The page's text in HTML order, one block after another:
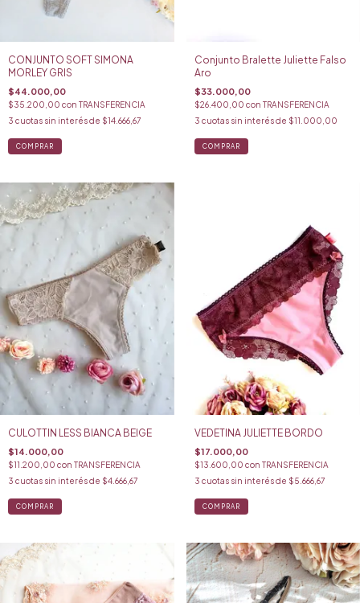
CONJUNTO SOFT SIMONA
MORLEY GRIS
$44.000,00
$35.200,00 con TRANSFERENCIA
3 cuotas sin interés de $14.666,67
COMPRAR
Conjunto Bralette Juliette Falso
Aro
$33.000,00
$26.400,00 con TRANSFERENCIA
3 cuotas sin interés de $11.000,00
COMPRAR
CULOTTIN LESS BIANCA BEIGE
$14.000,00
$11.200,00 con TRANSFERENCIA
3 cuotas sin interés de $4.666,67
COMPRAR
VEDETINA JULIETTE BORDO
$17.000,00
$13.600,00 con TRANSFERENCIA
3 cuotas sin interés de $5.666,67
COMPRAR